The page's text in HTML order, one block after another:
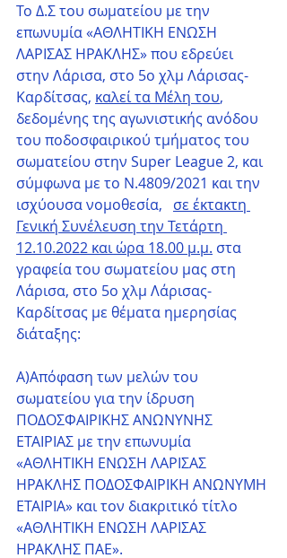
Το Δ.Σ του σωματείου με την
επωνυμία «ΑΘΛΗΤΙΚΗ ΕΝΩΣΗ
ΛΑΡΙΣΑΣ ΗΡΑΚΛΗΣ» που εδρεύει
στην Λάρισα, στο 5ο χλμ Λάρισας-
Καρδίτσας, καλεί τα Μέλη του,
δεδομένης της αγωνιστικής ανόδου
του ποδοσφαιρικού τμήματος του
σωματείου στην Super League 2, και
σύμφωνα με το Ν.4809/2021 και την
ισχύουσα νομοθεσία, σε έκτακτη
Γενική Συνέλευση την Τετάρτη
12.10.2022 και ώρα 18.00 μ.μ. στα
γραφεία του σωματείου μας στη
Λάρισα, στο 5ο χλμ Λάρισας-
Καρδίτσας με θέματα ημερησίας
διάταξης:
Α)Απόφαση των μελών του
σωματείου για την ίδρυση
ΠΟΔΟΣΦΑΙΡΙΚΗΣ ΑΝΩΝΥΝΗΣ
ΕΤΑΙΡΙΑΣ με την επωνυμία
«ΑΘΛΗΤΙΚΗ ΕΝΩΣΗ ΛΑΡΙΣΑΣ
ΗΡΑΚΛΗΣ ΠΟΔΟΣΦΑΙΡΙΚΗ ΑΝΩΝΥΜΗ
ΕΤΑΙΡΙΑ» και τον διακριτικό τίτλο
«ΑΘΛΗΤΙΚΗ ΕΝΩΣΗ ΛΑΡΙΣΑΣ
ΗΡΑΚΛΗΣ ΠΑΕ».